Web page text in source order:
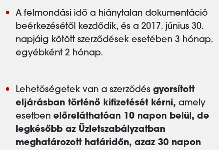
A felmondási idő a hiánytalan dokumentáció
beérkezésétől kezdődik, és a 2017. június 30.
napjáig kötött szerződések esetében 3 hónap,
egyébként 2 hónap.
Lehetőségetek van a szerződés gyorsított
eljárásban történő kifizetését kérni, amely
esetben előreláthatóan 10 napon belül, de
legkésőbb az Üzletszabályzatban
meghatározott határidőn, azaz 30 napon